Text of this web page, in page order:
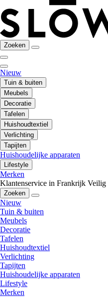
Zoeken
Nieuw
Tuin & buiten
Meubels
Decoratie
Tafelen
Huishoudtextiel
Verlichting
Tapijten
Huishoudelijke apparaten
Lifestyle
Merken
Klantenservice in Frankrijk Veilig
Zoeken
Nieuw
Tuin & buiten
Meubels
Decoratie
Tafelen
Huishoudtextiel
Verlichting
Tapijten
Huishoudelijke apparaten
Lifestyle
Merken